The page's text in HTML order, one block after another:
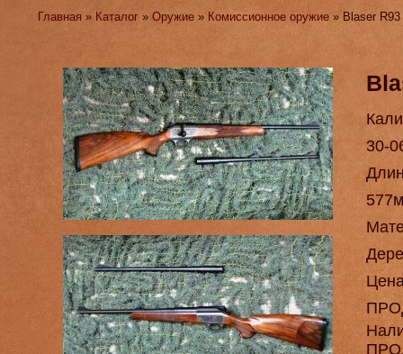
Главная » Каталог »Оружие » Комиссионное оружие » Blaser
30-